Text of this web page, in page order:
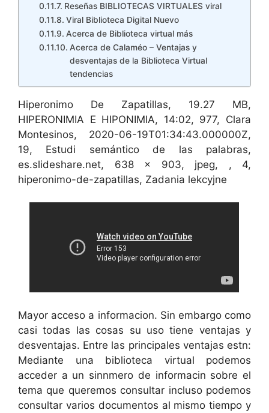
Reseñas BIBLIOTECAS VIRTUALES viral
Viral Biblioteca Digital Nuevo
Acerca de Biblioteca virtual más
Acerca de Calaméo – Ventajas y
desventajas de la Biblioteca Virtual
tendencias
Hiperonimo De Zapatillas, 19.27 MB,
HIPERONIMIA E HIPONIMIA, 14:02, 977, Clara
Montesinos, 2020-06-19T01:34:43.000000Z,
19, Estudi semántico de las palabras,
es.slideshare.net, 638 x 903, jpeg, , 4,
hiperonimo-de-zapatillas, Zadania lekcyjne
Mayor acceso a informacion. Sin embargo como
casi todas las cosas su uso tiene ventajas y
desventajas. Entre las principales ventajas estn:
Mediante una biblioteca virtual podemos
acceder a un sinnmero de informacin sobre el
tema que queremos consultar incluso podemos
consultar varios documentos al mismo tiempo y